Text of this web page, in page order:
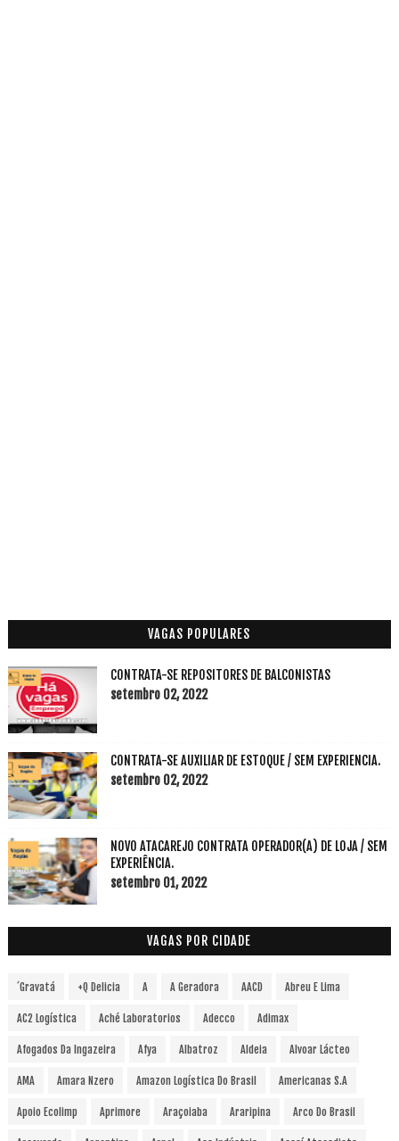
VAGAS POPULARES
CONTRATA-SE REPOSITORES DE BALCONISTAS
setembro 02, 2022
CONTRATA-SE AUXILIAR DE ESTOQUE / SEM EXPERIENCIA.
setembro 02, 2022
NOVO ATACAREJO CONTRATA OPERADOR(A) DE LOJA / SEM
EXPERIÊNCIA.
setembro 01, 2022
VAGAS POR CIDADE
´Gravatá +Q Delicia A A Geradora AACD Abreu E Lima
AC2 Logística Aché Laboratorios Adecco Adimax
Afogados Da Ingazeira Afya Albatroz Aldeia Alvoar Lácteo
AMA Amara Nzero Amazon Logística Do Brasil Americanas S.A
Apoio Ecolimp Aprimore Araçoiaba Araripina Arco Do Brasil